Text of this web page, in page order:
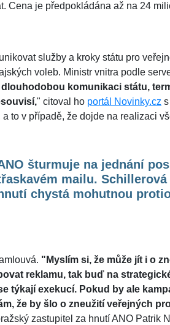
Cena je předpokládána až na 24
služby a kroky státu pro
voleb. Ministr vnitra podle
komunikaci státu,
" citoval ho portál Novinky.cz
to v případě, že dojde na realizaci
šturmuje na jednání
mailu.
hnutí chystá mohutnou
"Myslím si, že může jít i o
reklamu, tak buď na
týkají exekucí. Pokud by ale
že by šlo o zneužití veřejných
zastupitel za hnutí ANO Patrik